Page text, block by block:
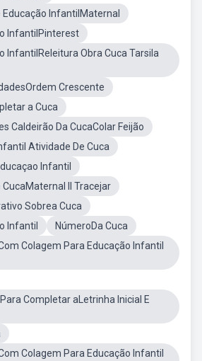
InfantilMaternal
InfantilPinterest
InfantilReleitura Obra Cuca Tarsila
Crescente
a Cuca
Caldeirão Da CucaColar Feijão
Atividade De Cuca
Infantil
II Tracejar
Sobrea Cuca
Infantil
NúmeroDa Cuca
Colagem Para Educação Infantil
Completar aLetrinha Inicial E
Colagem Para Educação Infantil